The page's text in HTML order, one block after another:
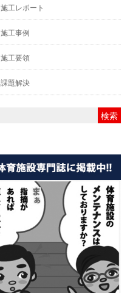
施工レポート
施工事例
施工要領
課題解決